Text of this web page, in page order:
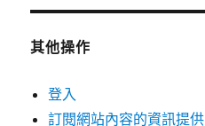
其他操作
登入
訂閱網站內容的資訊提供